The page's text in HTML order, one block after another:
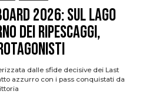
2026: sul Lago
dei ripescaggi,
dalle sfide decisive dei Last
azzurro con i pass conquistati da